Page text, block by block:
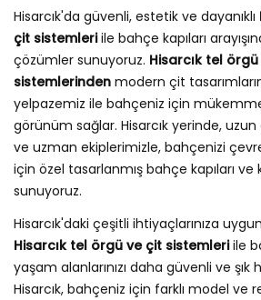
Hisarcık'da güvenli, estetik ve dayanıklı
çit sistemleriile bahçe kapıları
çözümler sunuyoruz. Hisarcık tel
sistemlerinden modern çit
yelpazemiz ile bahçeniz için
görünüm sağlar. Hisarcık yerinde,
ve uzman ekiplerimizle, bahçenizi
için özel tasarlanmış bahçe kapıları
sunuyoruz.
Hisarcık'daki çeşitli ihtiyaçlarınıza
Hisarcık tel örgü ve çit sistemleriile
yaşam alanlarınızı daha güvenli ve şık
Hisarcık, bahçeniz için farklı model ve